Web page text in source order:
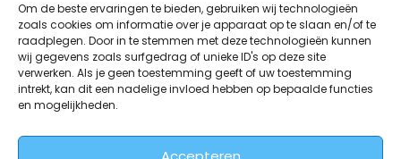
Om de beste ervaringen te bieden, gebruiken wij technologieën
zoals cookies om informatie over je apparaat op te slaan en/of te
raadplegen. Door in te stemmen met deze technologieën kunnen
wij gegevens zoals surfgedrag of unieke ID's op deze site
verwerken. Als je geen toestemming geeft of uw toestemming
intrekt, kan dit een nadelige invloed hebben op bepaalde functies
en mogelijkheden.
Uitverkoop
JNF Deurklink gebogen 16mm
prijs
prijs